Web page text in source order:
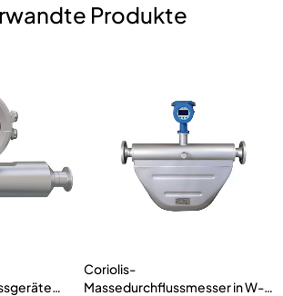
Produkte
Coriolis-
Massedurchflussmesser in W-